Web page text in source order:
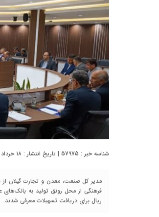
شناسه خبر : 57975 | تاریخ انتشار : ۱۸ خرداد ۱۴۰۵ - ۱۳:۴۱ |
ریال برای دریافت تسهیلات معرفی شدند.